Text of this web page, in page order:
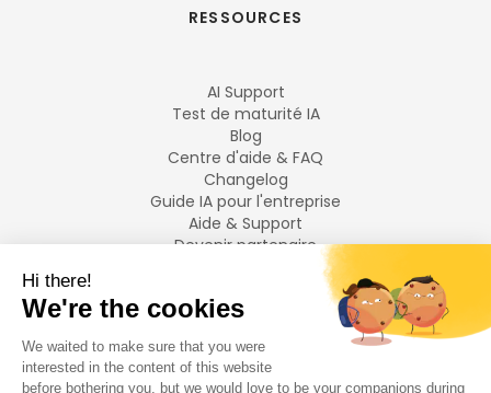
RESSOURCES
AI Support
Test de maturité IA
Blog
Centre d'aide & FAQ
Changelog
Guide IA pour l'entreprise
Aide & Support
Devenir partenaire
LANGUES
Français